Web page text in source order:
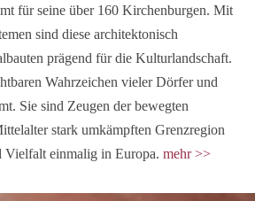
für seine über 160 Kirchenburgen. Mit
sind diese architektonisch
prägend für die Kulturlandschaft.
Wahrzeichen vieler Dörfer und
Sie sind Zeugen der bewegten
stark umkämpften Grenzregion
einmalig in Europa. mehr >>